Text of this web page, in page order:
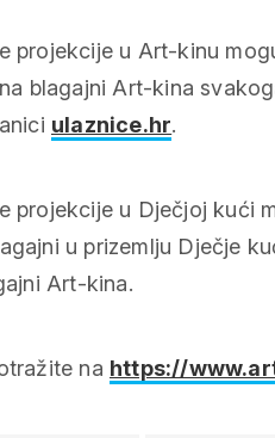
projekcije u Art-kinu
blagajni Art-kina
ulaznice.hr.
projekcije u Dječjoj kući
u prizemlju Dječje
Art-kina.
na https://